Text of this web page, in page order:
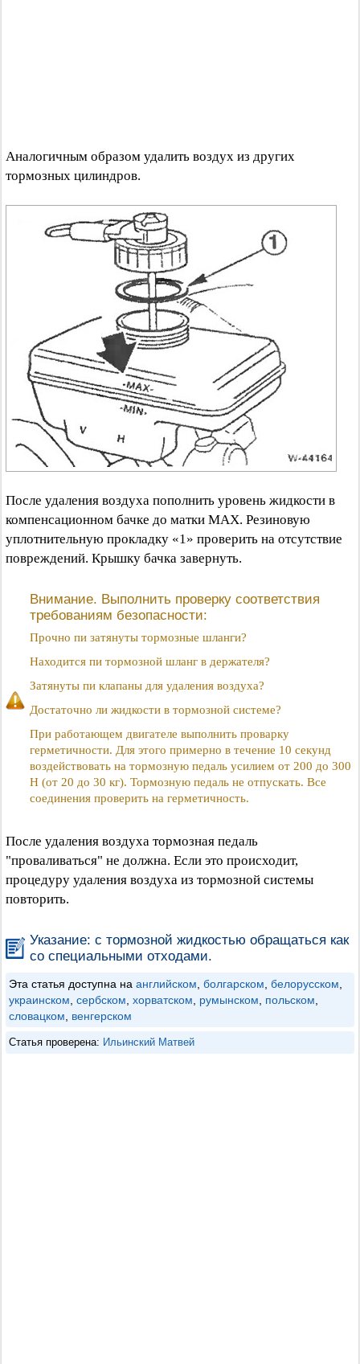
Аналогичным образом удалить воздух из других
тормозных цилиндров.
После удаления воздуха пополнить уровень жидкости в
компенсационном бачке до матки МАХ. Резиновую
уплотнительную прокладку «1» проверить на отсутствие
повреждений. Крышку бачка завернуть.
Внимание. Выполнить проверку соответствия
требованиям безопасности:
Прочно пи затянуты тормозные шланги?
Находится пи тормозной шланг в держателя?
Затянуты пи клапаны для удаления воздуха?
Достаточно ли жидкости в тормозной системе?
При работающем двигателе выполнить проварку
герметичности. Для этого примерно в течение 10 секунд
воздействовать на тормозную педаль усилием от 200 до 300
Н (от 20 до 30 кг). Тормозную педаль не отпускать. Все
соединения проверить на герметичность.
После удаления воздуха тормозная педаль
"проваливаться" не должна. Если это происходит,
процедуру удаления воздуха из тормозной системы
повторить.
Указание: с тормозной жидкостью обращаться как
со специальными отходами.
Эта статья доступна на английском болгарском белорусском
украинском сербском хорватском румынском польском
словацком
венгерском
Статья проверена: Ильинский Матвей